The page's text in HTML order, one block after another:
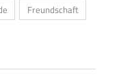
Freundschaft